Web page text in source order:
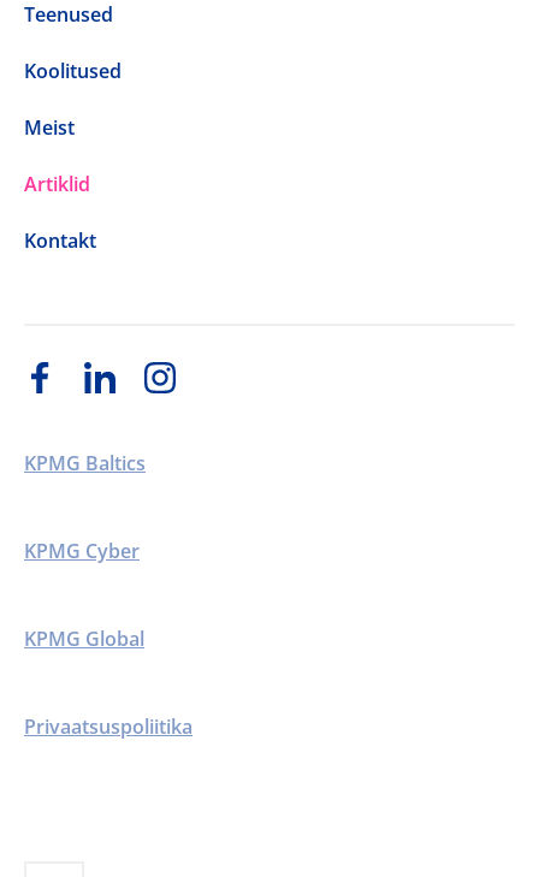
Teenused
Koolitused
Meist
Artiklid
Kontakt
KPMG Baltics
KPMG Cyber
KPMG Global
Privaatsuspoliitika